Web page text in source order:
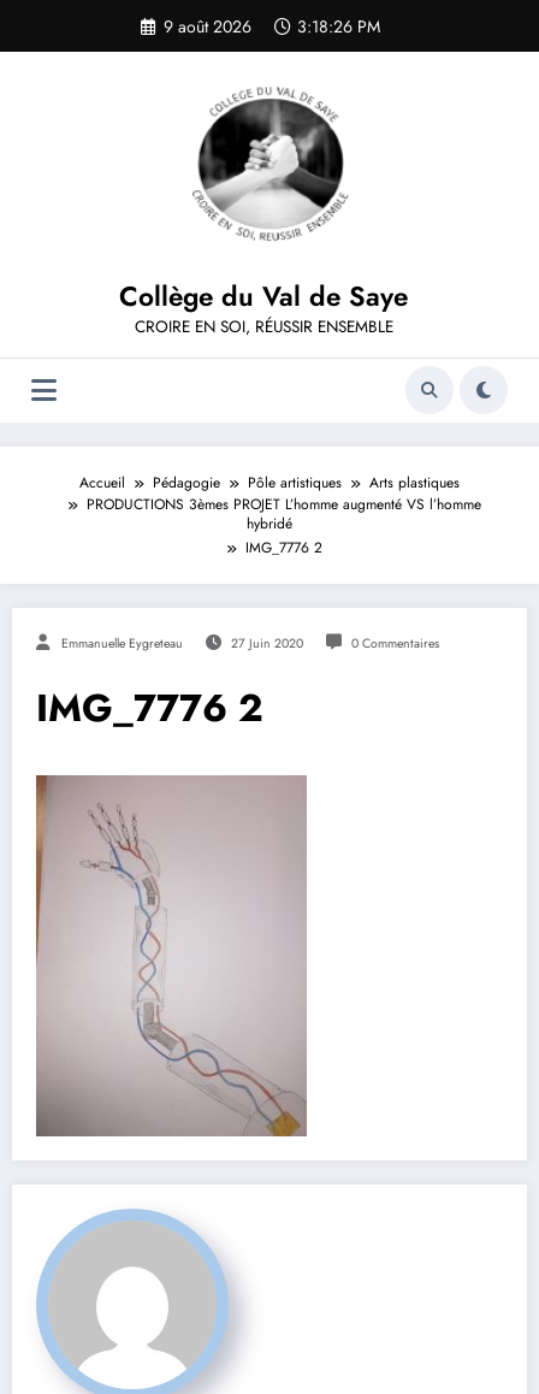
contenu
9 août 2026 3:18:26 PM
Collège du Val de Saye
CROIRE EN SOI, RÉUSSIR ENSEMBLE
Accueil Pédagogie Pôle artistiques
Arts plastiques
PRODUCTIONS 3èmes PROJET L’homme augmenté VS l’homme
hybridé
IMG_7776 2
Emmanuelle Eygreteau 27 Juin 2020 0 Commentaires
IMG_7776 2